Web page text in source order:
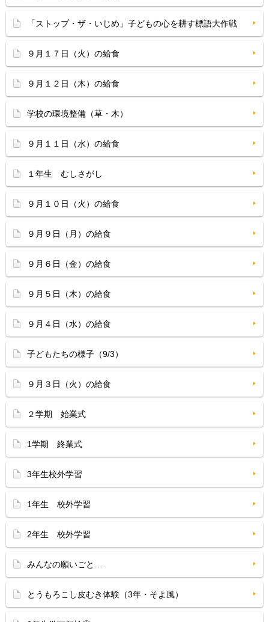
「ストップ・ザ・いじめ」子どもの心を耕す標語大作戦
９月１７日（火）の給食
９月１２日（木）の給食
学校の環境整備（草・木）
９月１１日（水）の給食
１年生 むしさがし
９月１０日（火）の給食
９月９日（月）の給食
９月６日（金）の給食
９月５日（木）の給食
９月４日（水）の給食
子どもたちの様子（9/3）
９月３日（火）の給食
２学期 始業式
1学期 終業式
3年生校外学習
1年生 校外学習
2年生 校外学習
みんなの願いごと…
とうもろこし皮むき体験（3年・そよ風）